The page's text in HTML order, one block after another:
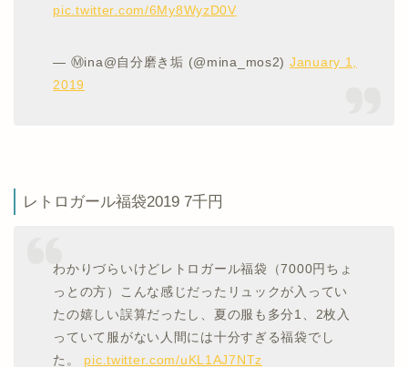
pic.twitter.com/6My8WyzD0V
— Ⓜ︎ina@自分磨き垢 (@mina_mos2) January 1,
2019
レトロガール福袋2019 7千円
わかりづらいけどレトロガール福袋（7000円ちょ
っとの方）こんな感じだったリュックが入ってい
たの嬉しい誤算だったし、夏の服も多分1、2枚入
っていて服がない人間には十分すぎる福袋でし
た。 pic.twitter.com/uKL1AJ7NTz